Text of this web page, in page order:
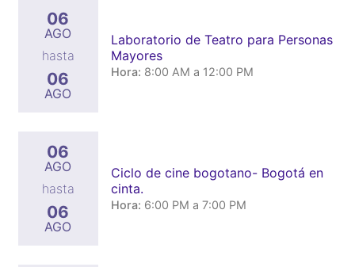
06
AGO
hasta
06
AGO
Laboratorio de Teatro para Personas
Mayores
Hora: 8:00 AM a 12:00 PM
06
AGO
hasta
06
AGO
Ciclo de cine bogotano- Bogotá en
cinta.
Hora: 6:00 PM a 7:00 PM